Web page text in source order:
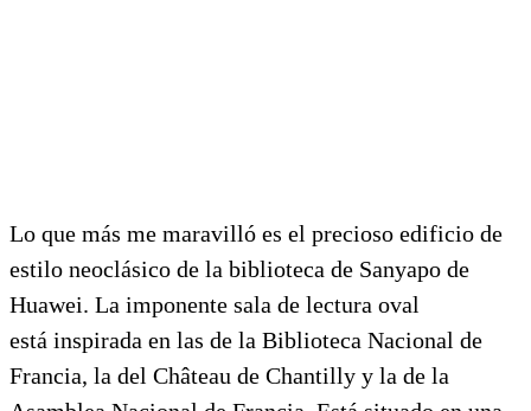
Lo que más me maravilló es el precioso edificio de
estilo neoclásico de la biblioteca de Sanyapo de
Huawei. La imponente sala de lectura oval
está inspirada en las de la Biblioteca Nacional de
Francia, la del Château de Chantilly y la de la